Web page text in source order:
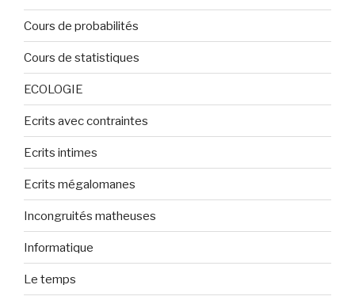
Cours de probabilités
Cours de statistiques
ECOLOGIE
Ecrits avec contraintes
Ecrits intimes
Ecrits mégalomanes
Incongruités matheuses
Informatique
Le temps